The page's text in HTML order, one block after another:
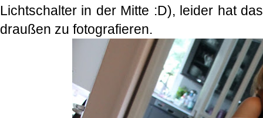
Lichtschalter in der Mitte :D), leider hat
draußen zu fotografieren.